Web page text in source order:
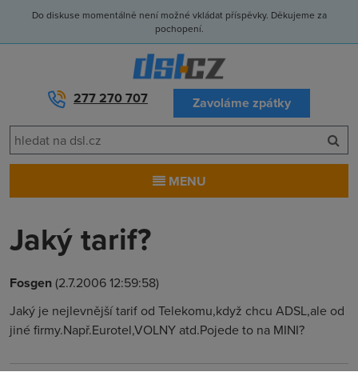
Do diskuse momentálně není možné vkládat příspěvky. Děkujeme za
pochopení.
277 270 707 Zavoláme zpátky
MENU
Jaký tarif?
Fosgen(2.7.2006 12:59:58)
Jaký je nejlevnější tarif od Telekomu,když chcu ADSL,ale od
jiné firmy.Např.Eurotel,VOLNY atd.Pojede to na MINI?